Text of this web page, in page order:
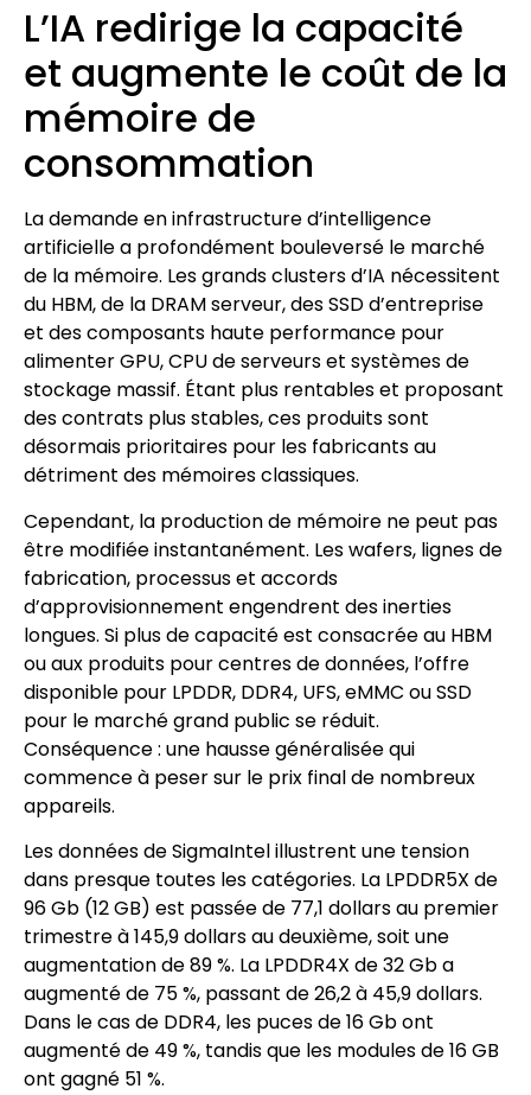
L’IA redirige la capacité
et augmente le coût de la
mémoire de
consommation
La demande en infrastructure d’intelligence
artificielle a profondément bouleversé le marché
de la mémoire. Les grands clusters d’IA nécessitent
du HBM, de la DRAM serveur, des SSD d’entreprise
et des composants haute performance pour
alimenter GPU, CPU de serveurs et systèmes de
stockage massif. Étant plus rentables et proposant
des contrats plus stables, ces produits sont
désormais prioritaires pour les fabricants au
détriment des mémoires classiques.
Cependant, la production de mémoire ne peut pas
être modifiée instantanément. Les wafers, lignes de
fabrication, processus et accords
d’approvisionnement engendrent des inerties
longues. Si plus de capacité est consacrée au HBM
ou aux produits pour centres de données, l’offre
disponible pour LPDDR, DDR4, UFS, eMMC ou SSD
pour le marché grand public se réduit.
Conséquence : une hausse généralisée qui
commence à peser sur le prix final de nombreux
appareils.
Les données de SigmaIntel illustrent une tension
dans presque toutes les catégories. La LPDDR5X de
96 Gb (12 GB) est passée de 77,1 dollars au premier
trimestre à 145,9 dollars au deuxième, soit une
augmentation de 89 %. La LPDDR4X de 32 Gb a
augmenté de 75 %, passant de 26,2 à 45,9 dollars.
Dans le cas de DDR4, les puces de 16 Gb ont
augmenté de 49 %, tandis que les modules de 16 GB
ont gagné 51 %.